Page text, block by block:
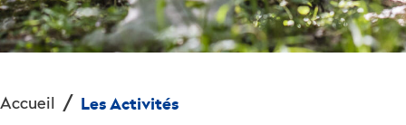
Accueil Les Activités